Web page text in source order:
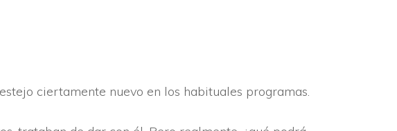
ciertamente nuevo en los habituales programas.